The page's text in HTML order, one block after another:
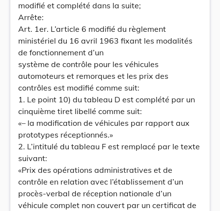
modifié et complété dans la suite;
Arrête:
Art. 1er. L’article 6 modifié du règlement
ministériel du 16 avril 1963 fixant les modalités
de fonctionnement d’un
système de contrôle pour les véhicules
automoteurs et remorques et les prix des
contrôles est modifié comme suit:
1. Le point 10) du tableau D est complété par un
cinquième tiret libellé comme suit:
«– la modification de véhicules par rapport aux
prototypes réceptionnés.»
2. L’intitulé du tableau F est remplacé par le texte
suivant:
«Prix des opérations administratives et de
contrôle en relation avec l’établissement d’un
procès-verbal de réception nationale d’un
véhicule complet non couvert par un certificat de